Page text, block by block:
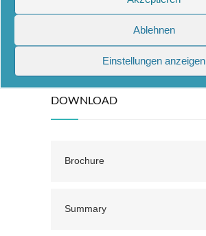
Ablehnen
Einstellungen anzeigen
DOWNLOAD
Brochure
Summary